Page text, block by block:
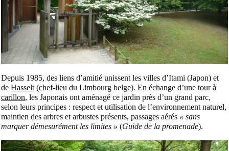
Depuis 1985, des liens d’amitié unissent les villes d’Itami (Japon) et
de Hasselt (chef-lieu du Limbourg belge). En échange d’une tour à
carillon, les Japonais ont aménagé ce jardin près d’un grand parc,
selon leurs principes : respect et utilisation de l’environnement naturel,
maintien des arbres et arbustes présents, passages aérés « sans
marquer démesurément les limites » (Guide de la promenade).